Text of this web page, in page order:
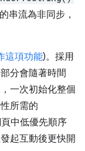
串流為非同步，
這項功能)。採用
分會隨著時間
一次初始化整個
所需的
中低優先順序
起互動後更快開